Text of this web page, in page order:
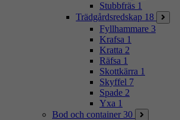
Stubbfräs 1
Trädgårdsredskap 18
Fyllhammare 3
Krafsa 1
Kratta 2
Räfsa 1
Skottkärra 1
Skyffel 7
Spade 2
Yxa 1
Bod och container 30